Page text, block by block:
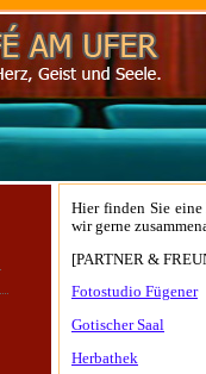
Hier finden Sie
wir gerne
[PARTNER &
Fotostudio Fügener
Gotischer Saal
Herbathek